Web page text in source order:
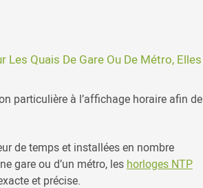
Quais De Gare Ou De Métro, Elles
particulière à l’affichage horaire afin de
de temps et installées en nombre
gare ou d’un métro, les horloges NTP
et précise.